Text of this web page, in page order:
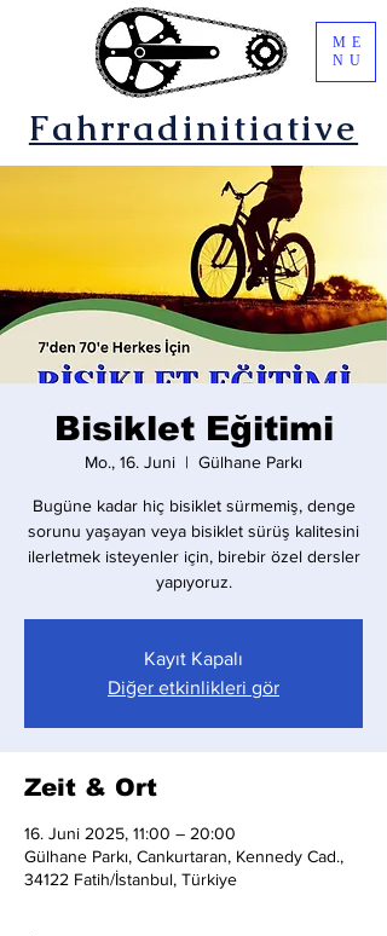
Fahrradinitiative
ME
NU
Bisiklet Eğitimi
Mo., 16. Juni
  |
Gülhane Parkı
Bugüne kadar hiç bisiklet sürmemiş, denge
sorunu yaşayan veya bisiklet sürüş kalitesini
ilerletmek isteyenler için, birebir özel dersler
yapıyoruz.
Kayıt Kapalı
Diğer etkinlikleri gör
Zeit & Ort
16. Juni 2025, 11:00 – 20:00
Gülhane Parkı, Cankurtaran, Kennedy Cad.,
34122 Fatih/İstanbul, Türkiye